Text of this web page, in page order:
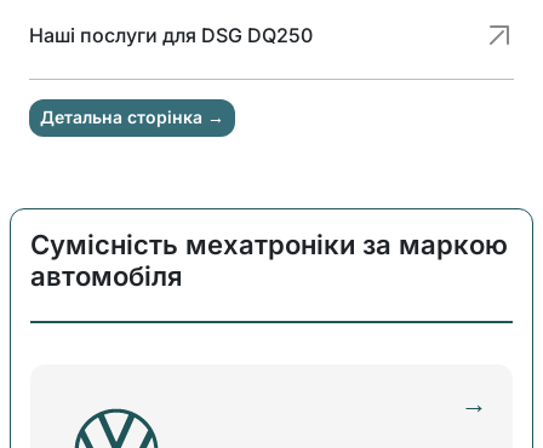
Наші послуги для DSG DQ250
Детальна сторінка →
Сумісність мехатроніки за маркою
автомобіля
→